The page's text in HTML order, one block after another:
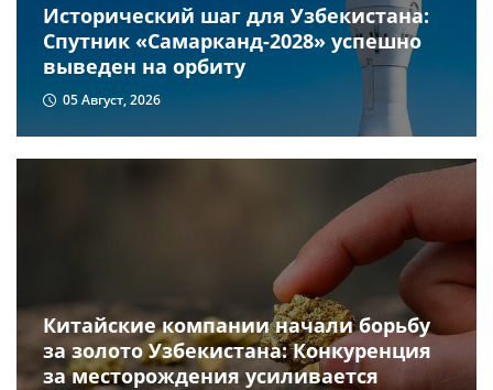
Исторический шаг для Узбекистана:
Спутник «Самарканд-2028» успешно
выведен на орбиту
05 Август, 2026
Китайские компании начали борьбу
за золото Узбекистана: Конкуренция
за месторождения усиливается